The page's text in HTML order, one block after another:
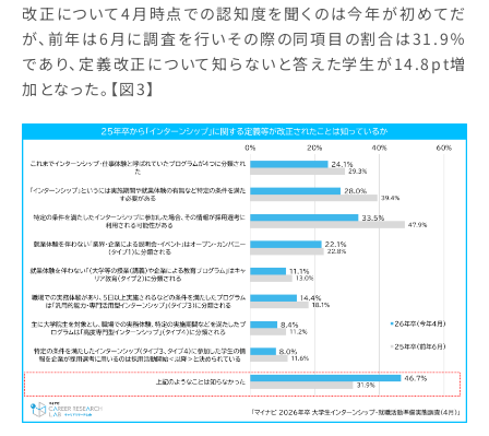
改正について4月時点での認知度を聞くのは今年が初めてだ
が、前年は6月に調査を行いその際の同項目の割合は31.9％
であり、定義改正について知らないと答えた学生が14.8pt増
加となった。【図3】